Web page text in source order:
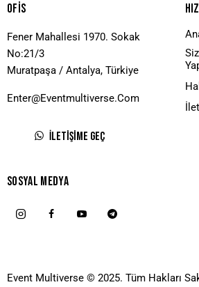
Ofis
Fener Mahallesi 1970. Sokak
No:21/3
Muratpaşa / Antalya, Türkiye
Enter@eventmultiverse.com
İletişime Geç
Sosyal Medya
Event Multiverse © 2025. Tüm Hakları